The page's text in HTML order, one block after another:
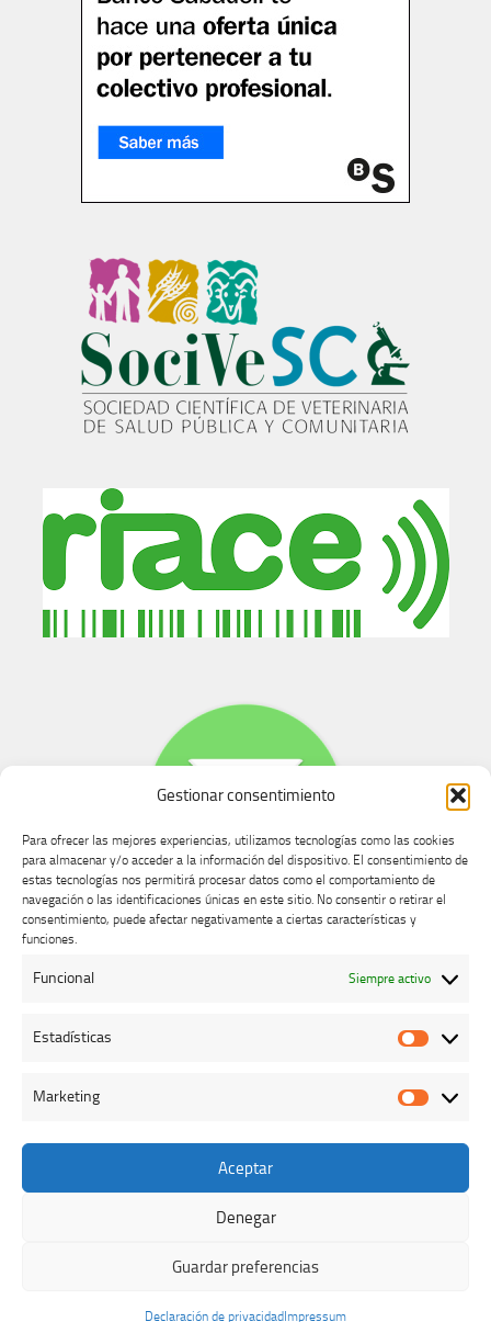
Gestionar consentimiento
Para ofrecer las mejores experiencias, utilizamos tecnologías como las cookies
para almacenar y/o acceder a la información del dispositivo. El consentimiento de
estas tecnologías nos permitirá procesar datos como el comportamiento de
navegación o las identificaciones únicas en este sitio. No consentir o retirar el
consentimiento, puede afectar negativamente a ciertas características y
funciones.
Funcional Siempre activo
Estadísticas
Marketing
Aceptar
Denegar
Guardar preferencias
Declaración de privacidad Impressum
Buzón de dudas, quejas y sugerencias
Colegio Oficial de Veterinarios de Cáceres © 2026. Todos los